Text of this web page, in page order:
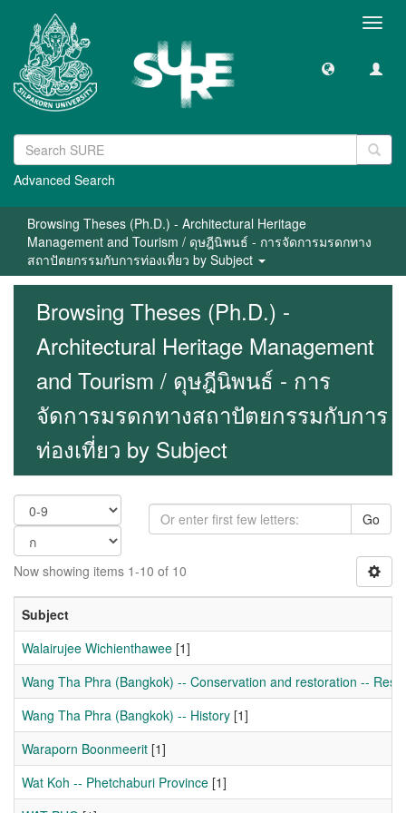
Advanced Search
Browsing Theses (Ph.D.) - Architectural Heritage
Management and Tourism / ดุษฎีนิพนธ์ - การจัดการมรดกทาง
สถาปัตยกรรมกับการท่องเที่ยว by Subject
Browsing Theses (Ph.D.) -
Architectural Heritage Management
and Tourism / ดุษฎีนิพนธ์ - การ
จัดการมรดกทางสถาปัตยกรรมกับการ
ท่องเที่ยว by Subject
Go
Now showing items 1-10 of 10
Subject
Walairujee Wichienthawee [1]
Wang Tha Phra (Bangkok) -- Conservation and restoration --
Wang Tha Phra (Bangkok) -- History [1]
Waraporn Boonmeerit [1]
Wat Koh -- Phetchaburi Province [1]